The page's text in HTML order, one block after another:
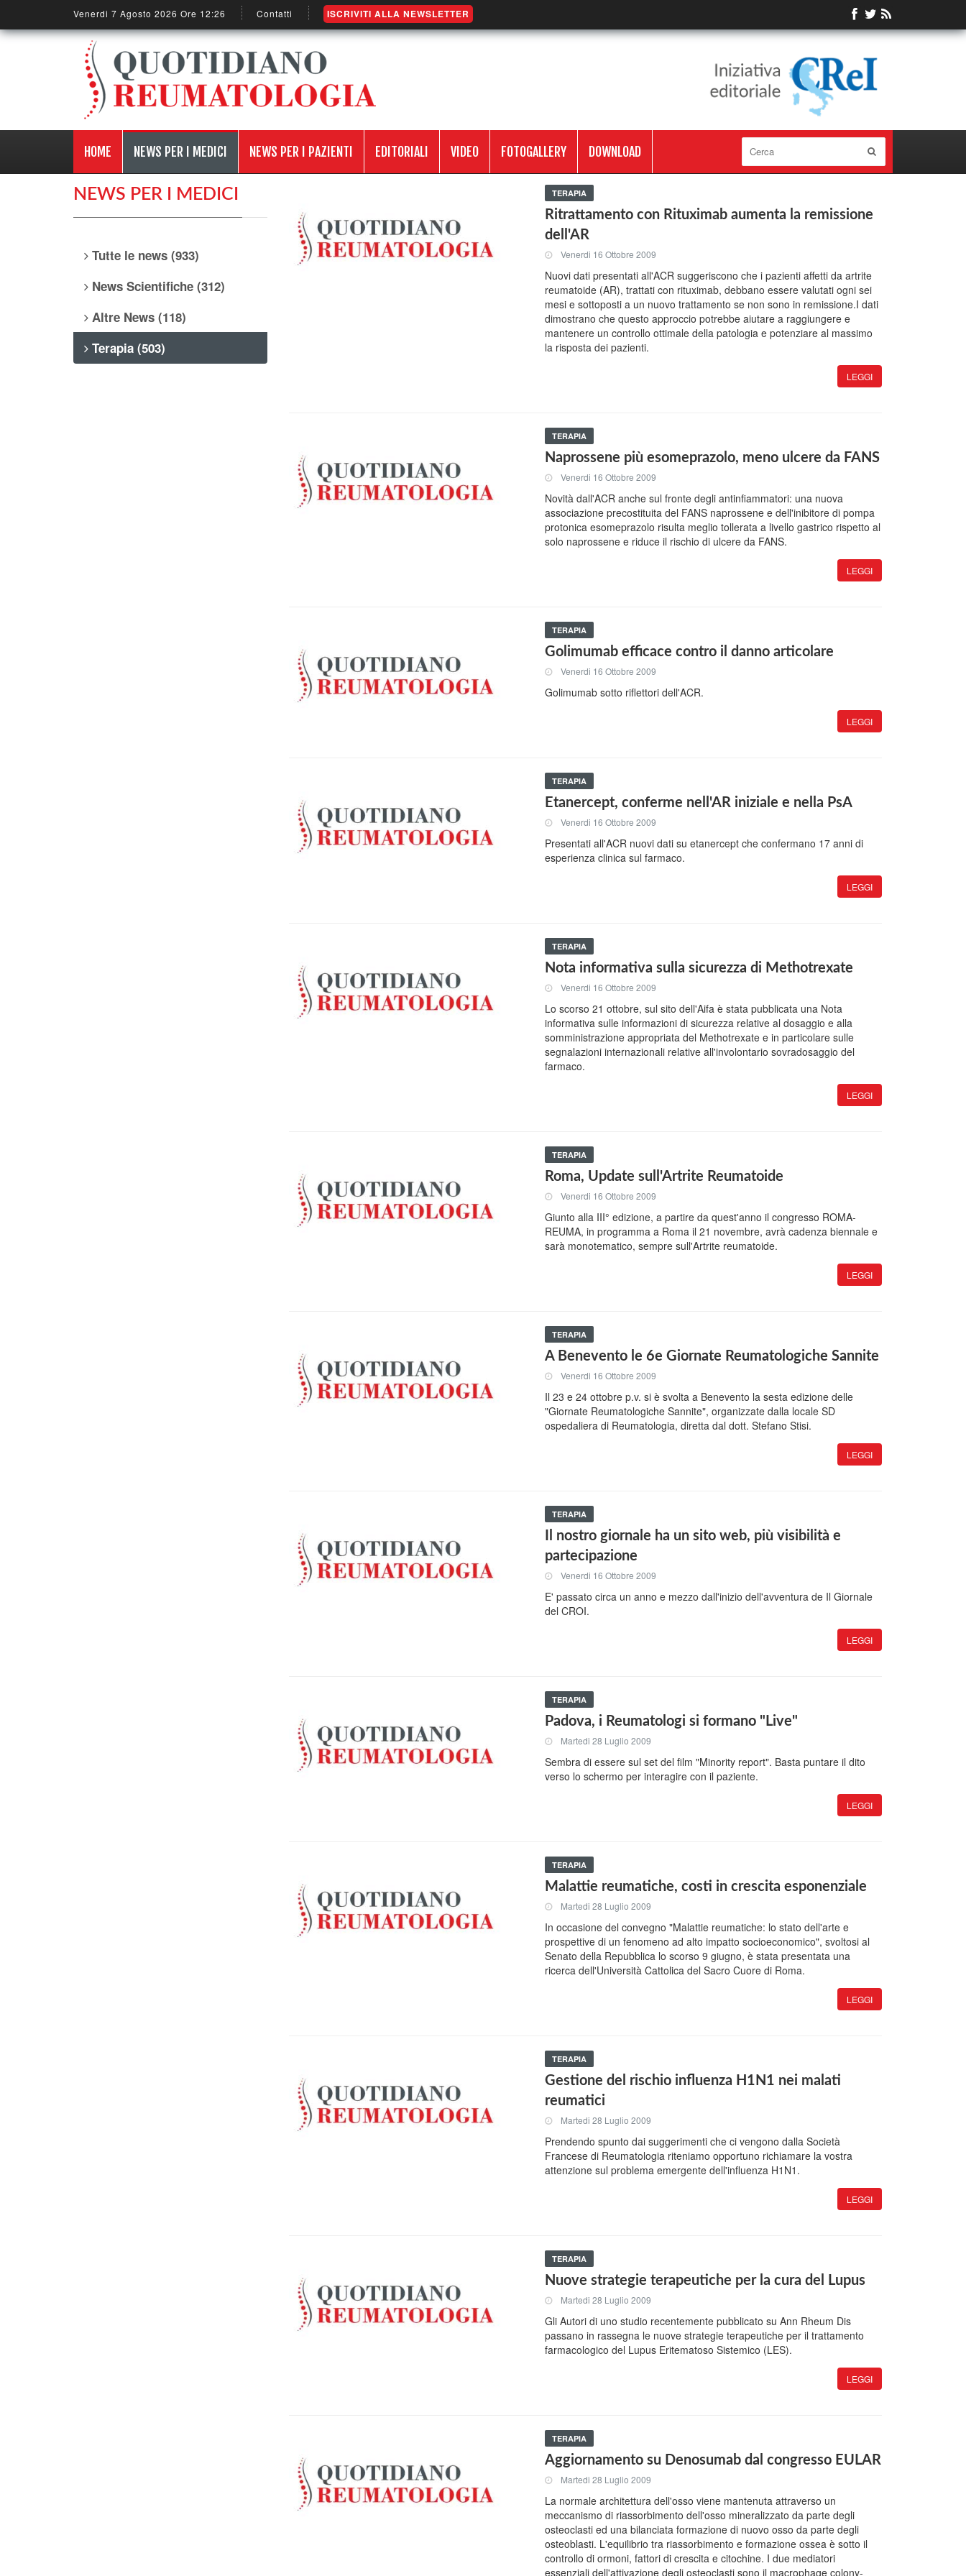
Venerdi 7 Agosto 2026 Ore 12:26 Contatti ISCRIVITI ALLA NEWSLETTER
HOME NEWS PER I MEDICI NEWS PER I PAZIENTI EDITORIALI VIDEO FOTOGALLERY DOWNLOAD
NEWS PER I MEDICI
Tutte le news (933)
News Scientifiche (312)
Altre News (118)
Terapia (503)
TERAPIA
Ritrattamento con Rituximab aumenta la remissione
dell'AR
Venerdi 16 Ottobre 2009
Nuovi dati presentati all'ACR suggeriscono che i pazienti affetti da artrite
reumatoide (AR), trattati con rituximab, debbano essere valutati ogni sei
mesi e sottoposti a un nuovo trattamento se non sono in remissione.I dati
dimostrano che questo approccio potrebbe aiutare a raggiungere e
mantenere un controllo ottimale della patologia e potenziare al massimo
la risposta dei pazienti.
LEGGI
TERAPIA
Naprossene più esomeprazolo, meno ulcere da FANS
Venerdi 16 Ottobre 2009
Novità dall'ACR anche sul fronte degli antinfiammatori: una nuova
associazione precostituita del FANS naprossene e dell'inibitore di pompa
protonica esomeprazolo risulta meglio tollerata a livello gastrico rispetto al
solo naprossene e riduce il rischio di ulcere da FANS.
LEGGI
TERAPIA
Golimumab efficace contro il danno articolare
Venerdi 16 Ottobre 2009
Golimumab sotto riflettori dell'ACR.
LEGGI
TERAPIA
Etanercept, conferme nell'AR iniziale e nella PsA
Venerdi 16 Ottobre 2009
Presentati all'ACR nuovi dati su etanercept che confermano 17 anni di
esperienza clinica sul farmaco.
LEGGI
TERAPIA
Nota informativa sulla sicurezza di Methotrexate
Venerdi 16 Ottobre 2009
Lo scorso 21 ottobre, sul sito dell'Aifa è stata pubblicata una Nota
informativa sulle informazioni di sicurezza relative al dosaggio e alla
somministrazione appropriata del Methotrexate e in particolare sulle
segnalazioni internazionali relative all'involontario sovradosaggio del
farmaco.
LEGGI
TERAPIA
Roma, Update sull'Artrite Reumatoide
Venerdi 16 Ottobre 2009
Giunto alla III° edizione, a partire da quest'anno il congresso ROMA-
REUMA, in programma a Roma il 21 novembre, avrà cadenza biennale e
sarà monotematico, sempre sull'Artrite reumatoide.
LEGGI
TERAPIA
A Benevento le 6e Giornate Reumatologiche Sannite
Venerdi 16 Ottobre 2009
Il 23 e 24 ottobre p.v. si è svolta a Benevento la sesta edizione delle
"Giornate Reumatologiche Sannite", organizzate dalla locale SD
ospedaliera di Reumatologia, diretta dal dott. Stefano Stisi.
LEGGI
TERAPIA
Il nostro giornale ha un sito web, più visibilità e
partecipazione
Venerdi 16 Ottobre 2009
E' passato circa un anno e mezzo dall'inizio dell'avventura de Il Giornale
del CROI.
LEGGI
TERAPIA
Padova, i Reumatologi si formano "Live"
Martedi 28 Luglio 2009
Sembra di essere sul set del film "Minority report". Basta puntare il dito
verso lo schermo per interagire con il paziente.
LEGGI
TERAPIA
Malattie reumatiche, costi in crescita esponenziale
Martedi 28 Luglio 2009
In occasione del convegno "Malattie reumatiche: lo stato dell'arte e
prospettive di un fenomeno ad alto impatto socioeconomico", svoltosi al
Senato della Repubblica lo scorso 9 giugno, è stata presentata una
ricerca dell'Università Cattolica del Sacro Cuore di Roma.
LEGGI
TERAPIA
Gestione del rischio influenza H1N1 nei malati
reumatici
Martedi 28 Luglio 2009
Prendendo spunto dai suggerimenti che ci vengono dalla Società
Francese di Reumatologia riteniamo opportuno richiamare la vostra
attenzione sul problema emergente dell'influenza H1N1.
LEGGI
TERAPIA
Nuove strategie terapeutiche per la cura del Lupus
Martedi 28 Luglio 2009
Gli Autori di uno studio recentemente pubblicato su Ann Rheum Dis
passano in rassegna le nuove strategie terapeutiche per il trattamento
farmacologico del Lupus Eritematoso Sistemico (LES).
LEGGI
TERAPIA
Aggiornamento su Denosumab dal congresso EULAR
Martedi 28 Luglio 2009
La normale architettura dell'osso viene mantenuta attraverso un
meccanismo di riassorbimento dell'osso mineralizzato da parte degli
osteoclasti ed una bilanciata formazione di nuovo osso da parte degli
osteoblasti. L'equilibrio tra riassorbimento e formazione ossea è sotto il
controllo di ormoni, fattori di crescita e citochine. I due mediatori
essenziali dell'attivazione degli osteoclasti sono il macrophage colony-